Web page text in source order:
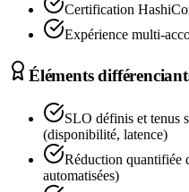
Certification
Expérience multi-
Éléments
SLO définis et tenus
(disponibilité, latence)
Réduction quantifiée
automatisées)